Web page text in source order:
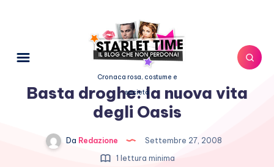
Cronaca rosa, costume e
società
Basta droghe: la nuova vita
degli Oasis
Da Redazione
Settembre 27, 2008
1 lettura minima